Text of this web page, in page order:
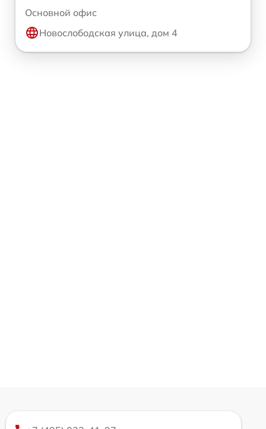
Основной офис
Новослободская улица, дом 4